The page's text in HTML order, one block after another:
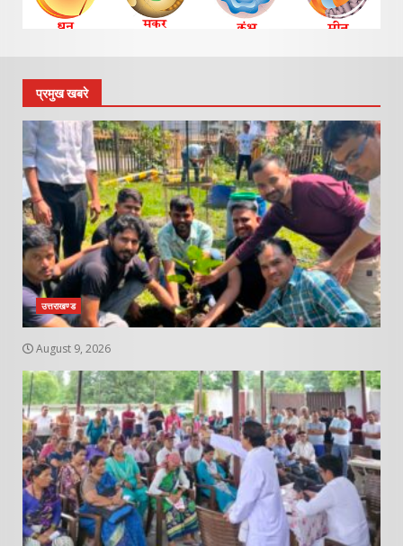
प्रमुख खबरे
उत्तराखण्ड
August 9, 2026